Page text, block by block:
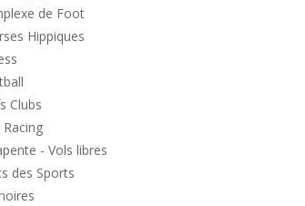
de Foot
Hippiques
Clubs
- Vols libres
des Sports